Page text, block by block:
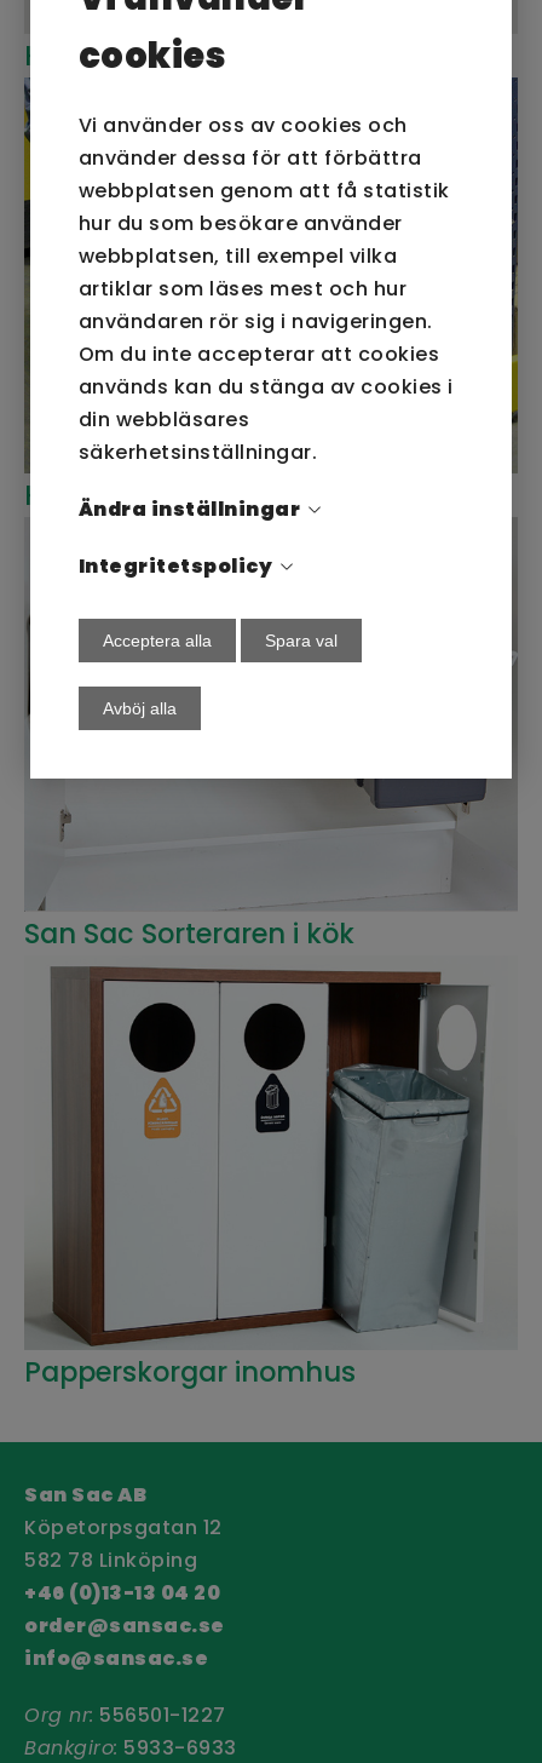
cookies
Vi använder oss av cookies och
använder dessa för att förbättra
webbplatsen genom att få statistik
hur du som besökare använder
webbplatsen, till exempel vilka
artiklar som läses mest och hur
användaren rör sig i navigeringen.
Om du inte accepterar att cookies
används kan du stänga av cookies i
din webbläsares
säkerhetsinställningar.
Ändra inställningar
Integritetspolicy
Acceptera alla Spara val
Avböj alla
Källsortering inomhus med Nexus
Källsortering med knytsäckar
San Sac Sorteraren i kök
Papperskorgar inomhus
San Sac AB
Köpetorpsgatan 12
582 78 Linköping
+46 (0)13-13 04 20
order@sansac.se
info@sansac.se
Org nr: 556501-1227
Bankgiro: 5933-6933